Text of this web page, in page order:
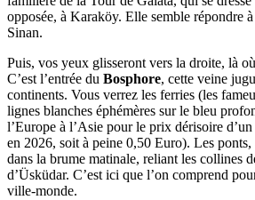
opposée, à Karaköy. Elle semble répondre
Sinan.
Puis, vos yeux glisseront vers la droite, là
C’est l’entrée du Bosphore, cette veine
continents. Vous verrez les ferries (les
lignes blanches éphémères sur le bleu
l’Europe à l’Asie pour le prix dérisoire
en 2026, soit à peine 0,50 Euro). Les
dans la brume matinale, reliant les collines
d’Üsküdar. C’est ici que l’on comprend
ville-monde.